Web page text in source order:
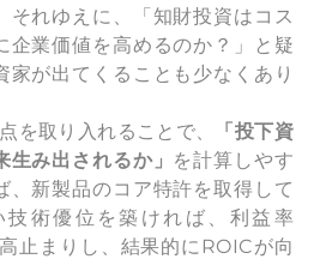
それゆえに、「知財投資はコス
企業価値を高めるのか？」と疑
家が出てくることも少なくあり
取り入れることで、
「投下資
み出されるか」 を計算しやす
、新製品のコア特許を取得して
術優位を築ければ、利益率
止まりし、結果的にROICが向